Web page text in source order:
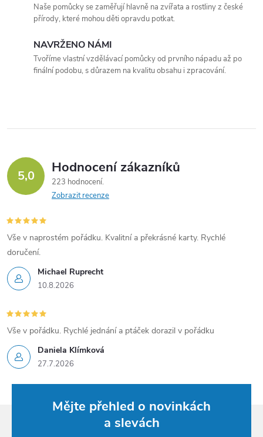
k
y
v
p
i
s
u
Naše pomůcky se zaměřují hlavně na zvířata a rostliny z české
přírody, které mohou děti opravdu potkat.
NAVRŽENO NÁMI
Tvoříme vlastní vzdělávací pomůcky od prvního nápadu až po
finální podobu, s důrazem na kvalitu obsahu i zpracování.
5,0 Hodnocení zákazníků
223 hodnocení
Zobrazit recenze
Michael Ruprecht
10.8.2026
Vše v naprostém pořádku. Kvalitní a překrásné karty. Rychlé
doručení.
Daniela Klímková
27.7.2026
Vše v pořádku. Rychlé jednání a ptáček dorazil v pořádku
Mějte přehled o novinkách
a slevách